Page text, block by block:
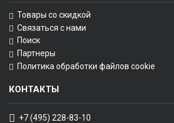
Товары со скидкой
Связаться с нами
Поиск
Партнеры
Политика обработки файлов cookie
КОНТАКТЫ
+7 (495) 228-83-10